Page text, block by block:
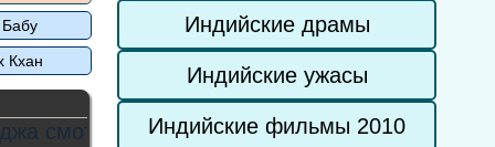
Кхан
Индийские драмы
Индийские ужасы
Индийские фильмы 2010